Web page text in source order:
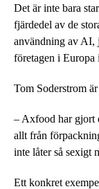
Det är inte bara
fjärdedel av de
användning av AI,
företagen i Europa
Tom Soderstrom
– Axfood har gjort
allt från
inte låter så sexigt
Ett konkret